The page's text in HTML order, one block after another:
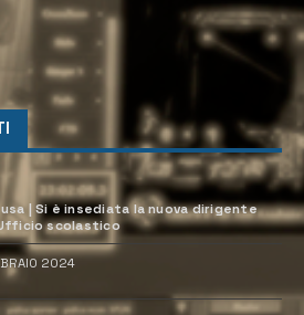
| Si è insediata la nuova dirigente
scolastico
2024